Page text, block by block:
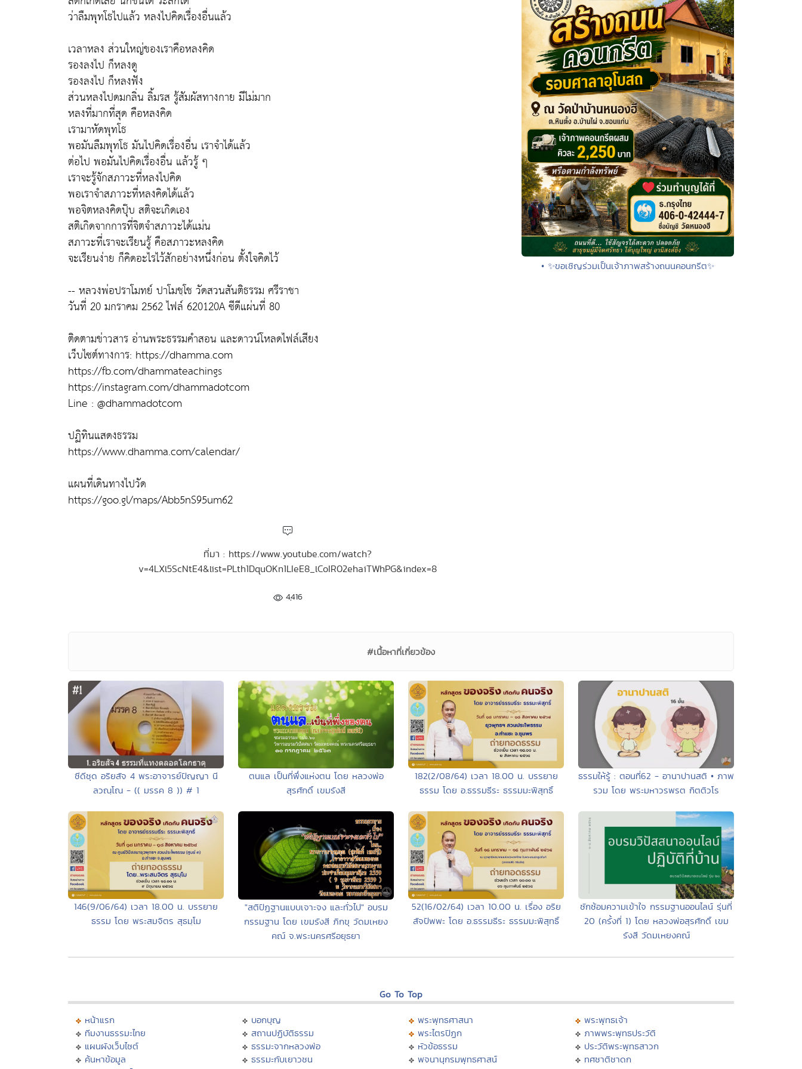
ว่าลืมพุทโธไปแล้ว หลงไปคิดเรื่องอื่นแล้ว
เวลาหลง ส่วนใหญ่ของเราคือหลงคิด
รองลงไป ก็หลงดู
รองลงไป ก็หลงฟัง
ส่วนหลงไปดมกลิ่น ลิ้มรส รู้สัมผัสทางกาย มีไม่มาก
หลงที่มากที่สุด คือหลงคิด
เรามาหัดพุทโธ
พอมันลืมพุทโธ มันไปคิดเรื่องอื่น เราจำได้แล้ว
ต่อไป พอมันไปคิดเรื่องอื่น แล้วรู้ ๆ
เราจะรู้จักสภาวะที่หลงไปคิด
พอเราจำสภาวะที่หลงคิดได้แล้ว
พอจิตหลงคิดปุ๊บ สติจะเกิดเอง
สติเกิดจากการที่จิตจำสภาวะได้แม่น
สภาวะที่เราจะเรียนรู้ คือสภาวะหลงคิด
จะเรียนง่าย ก็คิดอะไรไว้สักอย่างหนึ่งก่อน ตั้งใจคิดไว้
-- หลวงพ่อปราโมทย์ ปาโมชฺโช วัดสวนสันติธรรม ศรีราชา
วันที่ 20 มกราคม 2562 ไฟล์ 620120A ซีดีแผ่นที่ 80
ติดตามข่าวสาร อ่านพระธรรมคำสอน และดาวน์โหลดไฟล์เสียง
เว็บไซต์ทางการ: https://dhamma.com
https://fb.com/dhammateachings
https://instagram.com/dhammadotcom
Line : @dhammadotcom
ปฏิทินแสดงธรรม
https://www.dhamma.com/calendar/
แผนที่เดินทางไปวัด
https://goo.gl/maps/Abb5nS95um62
ที่มา : https://www.youtube.com/watch?
v=4LXl5ScNtE4&list=PLth1DquOKn1LIeE8_lCoIR02ehaiTWhPG&index=8
4,416
• ✨ขอเชิญร่วมเป็นเจ้าภาพสร้างถนนคอนกรีต✨
#เนื้อหาที่เกี่ยวข้อง
ซีดีชุด อริยสัจ 4 พระอาจารย์ปัญญา นี
ลวณฺโณ - (( มรรค 8 )) # 1
ตนแล เป็นที่พึ่งแห่งตน โดย หลวงพ่อ
สุรศักดิ์ เขมรังสี
182(2/08/64) เวลา 18.00 น. บรรยาย
ธรรม โดย อ.ธรรมธีระ ธรรมมะพิสุทธิ์
ธรรมให้รู้ : ตอนที่62 - อานาปานสติ • ภาพ
รวม โดย พระมหาวรพรต กิตติวโร
146(9/06/64) เวลา 18.00 น. บรรยาย
ธรรม โดย พระสมจิตร สุธมฺโม
"สติปัฏฐานแบบเจาะจง และทั่วไป" อบรม
กรรมฐาน โดย เขมรังสี ภิกขุ วัดมเหยง
คณ์ จ.พระนครศรีอยุธยา
52(16/02/64) เวลา 10.00 น. เรื่อง อริย
สัจปัพพะ โดย อ.ธรรมธีระ ธรรมมะพิสุทธิ์
ซักซ้อมความเข้าใจ กรรมฐานออนไลน์ รุ่นที่
20 (ครั้งที่ 1) โดย หลวงพ่อสุรศักดิ์ เขม
รังสี วัดมเหยงคณ์
Go To Top
หน้าแรก
ทีมงานธรรมะไทย
แผนผังเว็บไซต์
ค้นหาข้อมูล
บอกบุญ
สถานปฏิบัติธรรม
ธรรมะจากหลวงพ่อ
ธรรมะกับเยาวชน
พระพุทธศาสนา
พระไตรปิฏก
หัวข้อธรรม
พจนานุกรมพุทธศาสน์
พระพุทธเจ้า
ภาพพระพุทธประวัติ
ประวัติพระพุทธสาวก
ทศชาติชาดก